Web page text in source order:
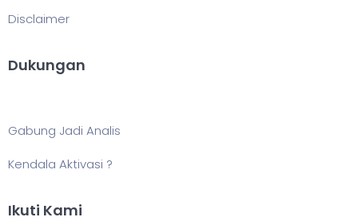
Disclaimer
Dukungan
Gabung Jadi Analis
Kendala Aktivasi ?
Ikuti Kami